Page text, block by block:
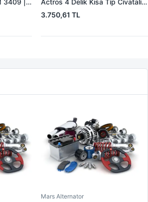
|
Actros 4 Delik Kısa Tip Civatali
Model Tipi 1941 | ZM 0832 |
OEM ZM 0832
3.750,61 TL
Mars Alternator